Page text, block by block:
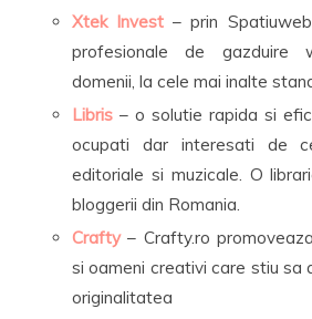
Xtek Invest – prin
profesionale de gazduire
domenii, la cele mai inalte
Libris – o solutie rapida si
ocupati dar interesati de
editoriale si muzicale. O
bloggerii din Romania.
Crafty– Crafty.ro
si oameni creativi care stiu sa
originalitatea